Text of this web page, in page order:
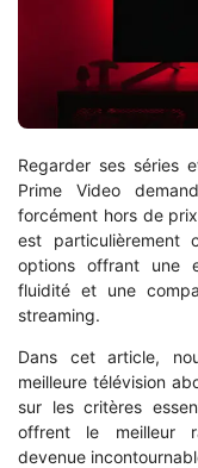
Regarder ses séries
Prime Video
forcément hors de
est particulièrement
options offrant une
fluidité et une
streaming.
Dans cet article,
meilleure télévision
sur les critères
offrent le meilleur
devenue